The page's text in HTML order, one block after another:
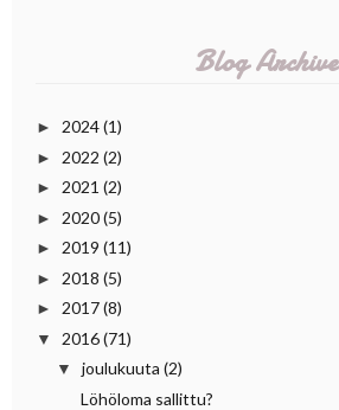
Blog Archive
► 2024(1)
► 2022 (2)
► 2021 (2)
► 2020(5)
► 2019 (11)
► 2018 (5)
► 2017(8)
▼ 2016(71)
▼ joulukuuta (2)
Löhöloma sallittu?